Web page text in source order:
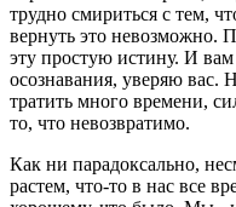
трудно смириться с тем,
вернуть это невозможно.
эту простую истину. И вам
осознавания, уверяю вас.
тратить много времени,
то, что невозвратимо.
Как ни парадоксально,
растем, что-то в нас все